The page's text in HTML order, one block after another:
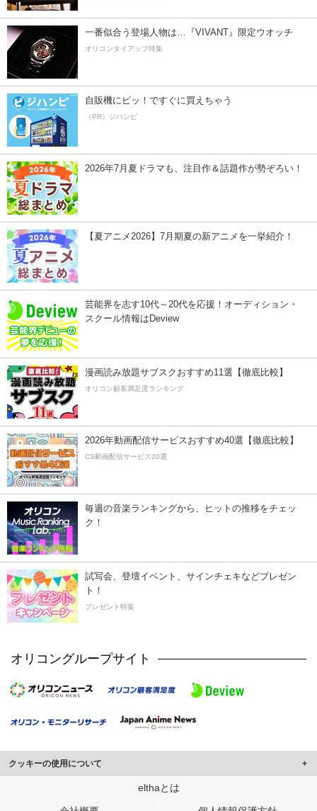
一番似合う登場人物は…『VIVANT』限定ウオッチ
オリコンタイアップ特集
自販機にピッ！ですぐに買えちゃう
（PR）ジハンピ
2026年7月夏ドラマも、注目作＆話題作が勢ぞろい！
【夏アニメ2026】7月期夏の新アニメを一挙紹介！
芸能界を志す10代～20代を応援！オーディション・
スクール情報はDeview
漫画読み放題サブスクおすすめ11選【徹底比較】
オリコン顧客満足度ランキング
2026年動画配信サービスおすすめ40選【徹底比較】
CS動画配信サービス20選
毎週の音楽ランキングから、ヒットの推移をチェッ
ク！
試写会、登壇イベント、サインチェキなどプレゼン
ト！
プレゼント特集
オリコングループサイト
クッキーの使用について
このサイトでは Cookie を使用して、ユーザーに合わせたコンテンツや広告の
elthaとは